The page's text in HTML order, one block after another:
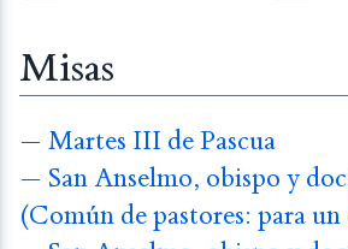
Misas
— Martes III de Pascua
— San Anselmo, obispo y
(Común de pastores: para